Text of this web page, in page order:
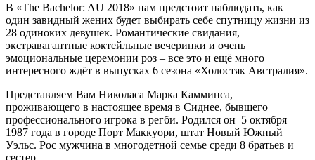
В «The Bachelor: AU 2018» нам предстоит наблюдать, как
один завидный жених будет выбирать себе спутницу жизни из
28 одиноких девушек. Романтические свидания,
экстравагантные коктейльные вечеринки и очень
эмоциональные церемонии роз – все это и ещё много
интересного ждёт в выпусках 6 сезона «Холостяк Австралия».
Представляем Вам Николаса Марка Камминса,
проживающего в настоящее время в Сиднее, бывшего
профессионального игрока в регби. Родился он 5 октября
1987 года в городе Порт Маккуори, штат Новый Южный
Уэльс. Рос мужчина в многодетной семье среди 8 братьев и
сестер.